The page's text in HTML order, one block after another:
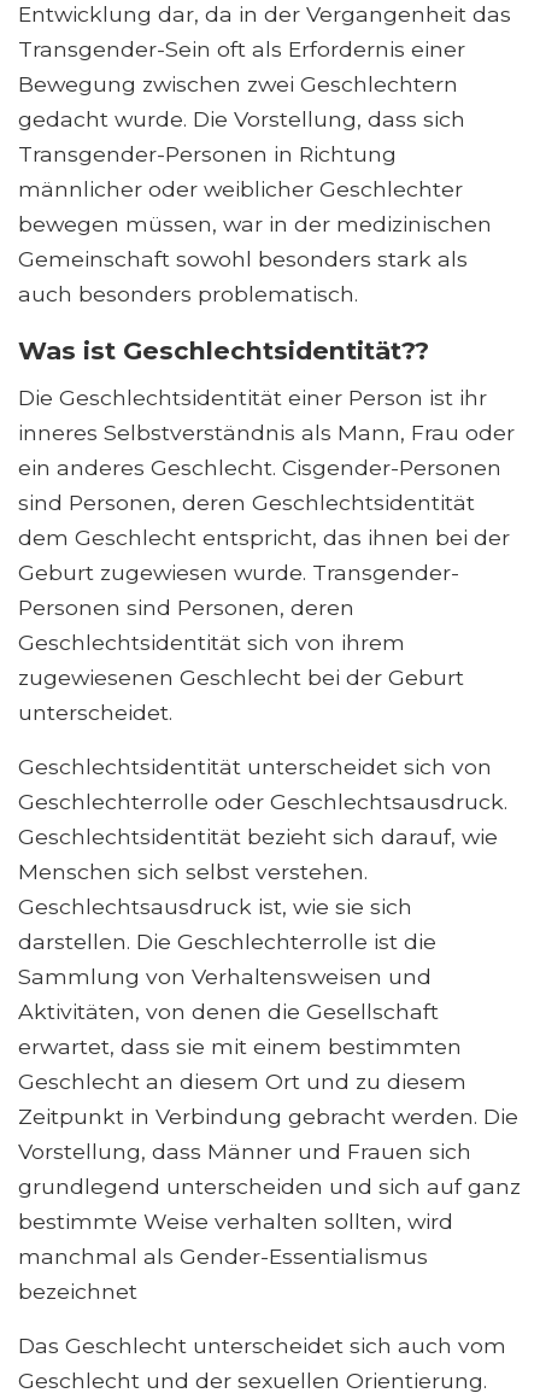
Entwicklung dar, da in der Vergangenheit das
Transgender-Sein oft als Erfordernis einer
Bewegung zwischen zwei Geschlechtern
gedacht wurde. Die Vorstellung, dass sich
Transgender-Personen in Richtung
männlicher oder weiblicher Geschlechter
bewegen müssen, war in der medizinischen
Gemeinschaft sowohl besonders stark als
auch besonders problematisch.
Was ist Geschlechtsidentität??
Die Geschlechtsidentität einer Person ist ihr
inneres Selbstverständnis als Mann, Frau oder
ein anderes Geschlecht. Cisgender-Personen
sind Personen, deren Geschlechtsidentität
dem Geschlecht entspricht, das ihnen bei der
Geburt zugewiesen wurde. Transgender-
Personen sind Personen, deren
Geschlechtsidentität sich von ihrem
zugewiesenen Geschlecht bei der Geburt
unterscheidet.
Geschlechtsidentität unterscheidet sich von
Geschlechterrolle oder Geschlechtsausdruck.
Geschlechtsidentität bezieht sich darauf, wie
Menschen sich selbst verstehen.
Geschlechtsausdruck ist, wie sie sich
darstellen. Die Geschlechterrolle ist die
Sammlung von Verhaltensweisen und
Aktivitäten, von denen die Gesellschaft
erwartet, dass sie mit einem bestimmten
Geschlecht an diesem Ort und zu diesem
Zeitpunkt in Verbindung gebracht werden. Die
Vorstellung, dass Männer und Frauen sich
grundlegend unterscheiden und sich auf ganz
bestimmte Weise verhalten sollten, wird
manchmal als Gender-Essentialismus
bezeichnet
Das Geschlecht unterscheidet sich auch vom
Geschlecht und der sexuellen Orientierung.